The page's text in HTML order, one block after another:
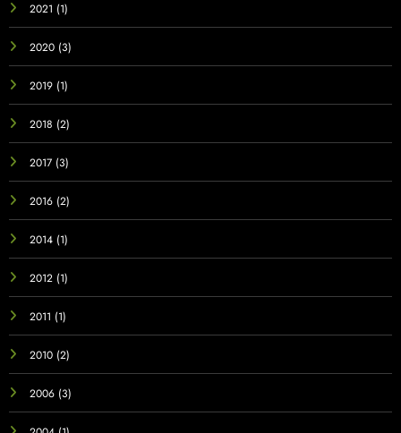
2021 (1)
2020 (3)
2019 (1)
2018 (2)
2017 (3)
2016 (2)
2014 (1)
2012 (1)
2011 (1)
2010 (2)
2006 (3)